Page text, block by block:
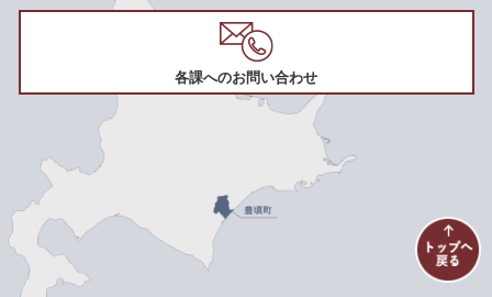
各課へのお問い合わせ